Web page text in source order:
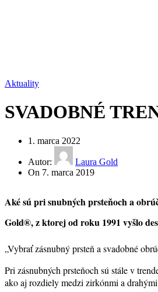
Aktuality
SVADOBNÉ
1. marca 2022
Autor:
Laura Gold
On 7. marca 2019
Aké sú pri snubných prsteňoch a
Gold®, z ktorej od roku 1991 vyšlo
„Vybrať zásnubný prsteň a svadobné
Pri zásnubných prsteňoch sú stále v
ako aj rozdiely medzi zirkónmi a